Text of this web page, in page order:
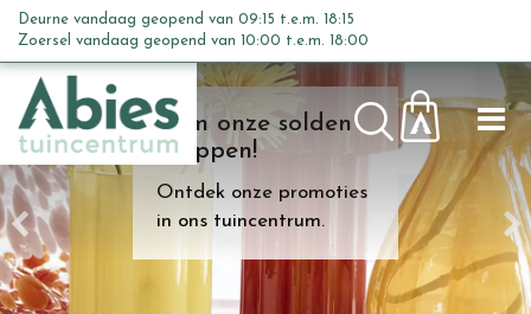
n
c
o
n
t
e
Kom onze solden
shoppen!
Ontdek onze promoties
in ons tuincentrum.
Deurne vandaag geopend van 09:15 t.e.m. 18:15
Zoersel vandaag geopend van 10:00 t.e.m. 18:00